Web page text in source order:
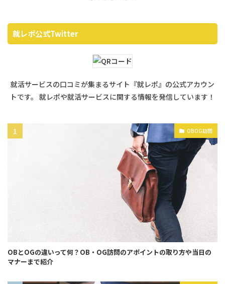
就レポ公式Twitter
就活サービスの口コミが集まるサイト『就レポ』の公式アカウン
トです。 就レポや就活サービスに関する情報を発信しています！
OBOG訪問
OBとOGの違いって何？OB・OG訪問のアポイントの取り方や当日の
マナーまで紹介